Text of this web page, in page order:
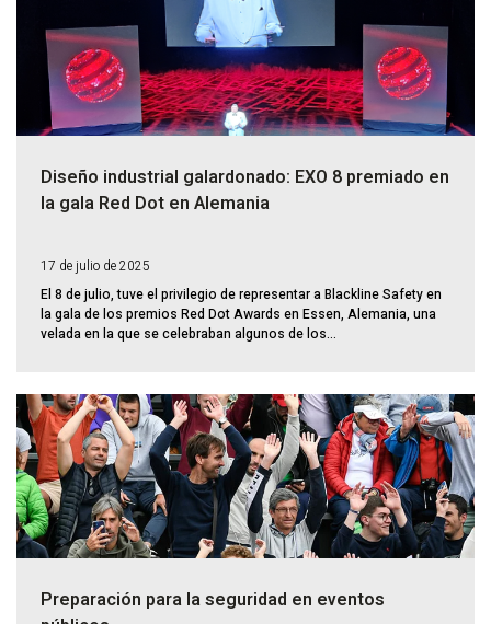
Diseño industrial galardonado: EXO 8 premiado en
la gala Red Dot en Alemania
17 de julio de 2025
El 8 de julio, tuve el privilegio de representar a Blackline Safety en
la gala de los premios Red Dot Awards en Essen, Alemania, una
velada en la que se celebraban algunos de los...
Preparación para la seguridad en eventos